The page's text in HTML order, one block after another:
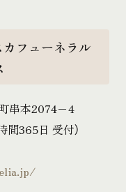
フューネラル
串本2074−4
365日 受付）